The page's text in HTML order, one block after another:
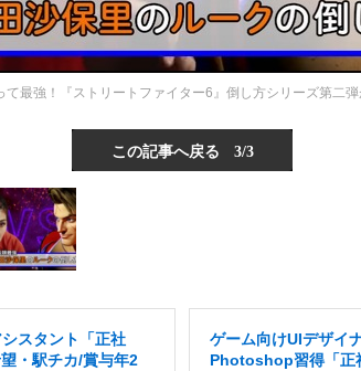
て最強！『ストリートファイター6』倒し方シリーズ第二
この記事へ戻る 3/3
スタント「正社
・駅チカ/賞与年2
ゲーム向けUIデザイ
Photoshop習得「正